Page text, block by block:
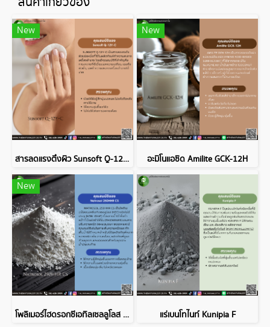
New
สารลดแรงตึงผิว Sunsoft Q-12Y-C
New
อะมิโนแอซิด Amilite GCK-12H
New
โพลิเมอร์ไฮดรอกซีเอทิลเซลลูโลส Natrosol 250HHR CS แร่เบนโทไนท์ Kunipia F